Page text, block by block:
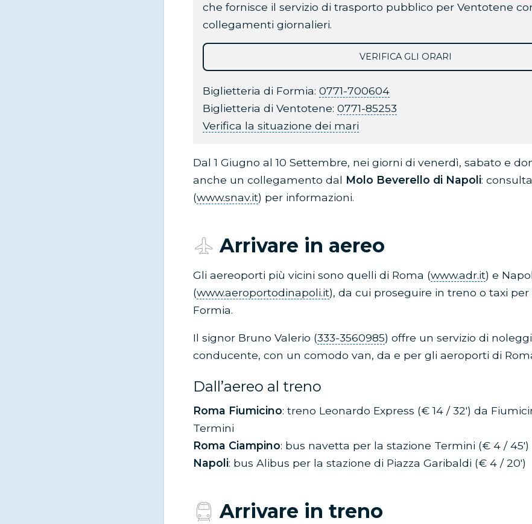
che fornisce il servizio di trasporto pubblico per Ventotene
collegamenti giornalieri.
VERIFICA GLI ORARI
Biglietteria di Formia: 0771-700604
Biglietteria di Ventotene: 0771-85253
Verifica la situazione dei mari
Dal 1 Giugno al 10 Settembre, nei giorni di venerdì, sabato e
anche un collegamento dal Molo Beverello di Napoli:
(www.snav.it) per informazioni.
Arrivare in aereo
Gli aereoporti più vicini sono quelli di Roma (www.adr.it) e
(www.aeroportodinapoli.it), da cui proseguire in treno o taxi per
Formia.
Il signor Bruno Valerio (333-3560985) offre un servizio di
conducente, con un comodo van, da e per gli aeroporti di
Dall’aereo al treno
Roma Fiumicino: treno Leonardo Express (€ 14 / 32′) da
Termini
Roma Ciampino: bus navetta per la stazione Termini (€ 4 / 45′)
Napoli: bus Alibus per la stazione di Piazza Garibaldi (€ 4 / 20′)
Arrivare in treno